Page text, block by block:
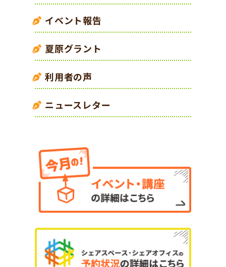
イベント報告
夏原グラント
利用者の声
ニュースレター